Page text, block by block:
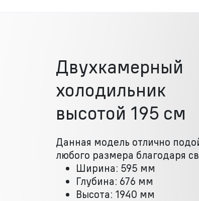
Двухкамерный
холодильник
высотой 195 см
Данная модель отлично
любого размера благодаря
Ширина: 595 мм
Глубина: 676 мм
Высота: 1940 мм